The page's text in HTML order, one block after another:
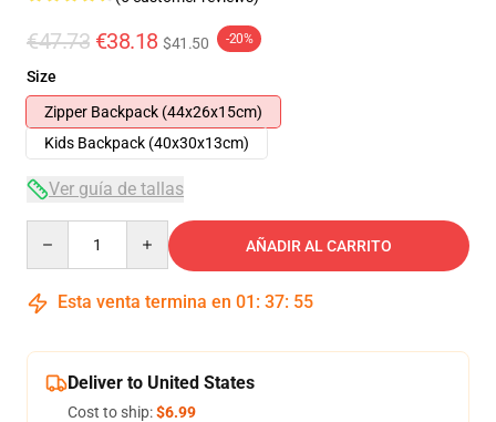
€47.73 €38.18 $41.50 -20%
Size
Zipper Backpack (44x26x15cm)
Kids Backpack (40x30x13cm)
Ver guía de tallas
AÑADIR AL CARRITO
Esta venta termina en 01 : 37: 54
Deliver to United States
Cost to ship:$6.99